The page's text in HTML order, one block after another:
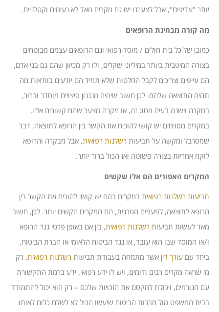
יותר "עדיפים", אבל לצערנו יש גם מקרים מאד לא נעימים וקטלניים.
מה קורה מבחינת הרופאים
כמובן של כל בית חולים / מוסד רפואי וגם הרופאים עצמם מבוטחים
בצורה המיטבית ביותר במיליוני שקלים, ולו רק מכיוון שהם גם בני אדם,
הם עייפים וצריכים לקבל החלטות שלא תמיד הם יודעים בוודאות מה
תהיה התוצאה שלהם. לכן חשוב שיהיה מנגנון פיצויים מוסדר וברור,
במקרה וישנה בעיה מסוג זה, או מקרה מצער שהם קשורים אליו.
במקרים מסוימים יש קושי להוכיח את הקשר בין הרופא לתוצאה, דבר
שמסרבל ומקשה על תביעות רשלנות רפואית, אבל מבקרה והרופא
לוקח אחריות בצורה פשוטה ואז הכול ברור יותר.
המקרים האפורים הם אלו שקשים
תביעות רשלנות רפואית במקרים בהם יש קושי להוכיח את הקשר בין
הרופא לתוצאה, לפעמים הטרגית, הם המקרים הקשים יותר. לכן, חשוב
מאד לעשות תביעות רשלנות רפואית, בין אם באופן פרטי נגד הרופא
ו/או המוסד שבו הוא עובד, או נגד הביטוח הלאומי או חברת הביטוח,
ביחד עם עורך דין אשר מתמחה בעבודת תביעות רשלנות רפואית. רק
מי שראה מקרים רבים ודומים, ויש לו ידע רפואי, ידע ברמת התקשורת
עם הגורמים, ויכולת למקסם את הזכויות שלכם – רק הוא יכול להתמודד
בבית המשפט מול חברות הביטוח שיעשו הכול לא לשלם כלום לאותו